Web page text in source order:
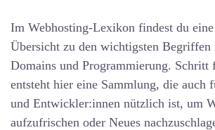
Im Webhosting-Lexikon findest du
Übersicht zu den wichtigsten Begriffen
Domains und Programmierung. Schritt
entsteht hier eine Sammlung, die auch
und Entwickler:innen nützlich ist, um
aufzufrischen oder Neues